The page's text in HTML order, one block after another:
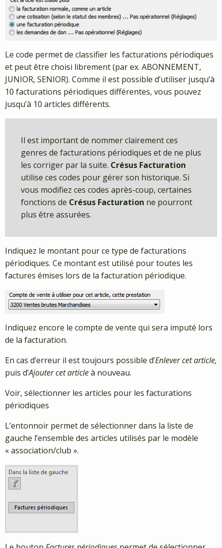
Le code permet de classifier les facturations périodiques
et peut être choisi librement (par ex. ABONNEMENT,
JUNIOR, SENIOR). Comme il est possible d’utiliser jusqu’à
10 facturations périodiques différentes, vous pouvez
jusqu’à 10 articles différents.
Il est important de nommer clairement ces
genres de facturations périodiques et de ne plus
les corriger par la suite. Crésus Facturation
utilise ces codes pour gérer son historique. Si
vous modifiez ces codes après-coup, certaines
fonctions de Crésus Facturation ne pourront
plus être assurées.
Indiquez le montant pour ce type de facturations
périodiques. Ce montant est utilisé pour toutes les
factures émises lors de la facturation périodique.
Indiquez encore le compte de vente qui sera imputé lors
de la facturation.
En cas d’erreur il est toujours possible d’Enlever cet article,
puis d’Ajouter cet articleà nouveau.
Voir, sélectionner les articles pour les facturations
périodiques
L’entonnoir permet de sélectionner dans la liste de
gauche l’ensemble des articles utilisés par le modèle
« association/club ».